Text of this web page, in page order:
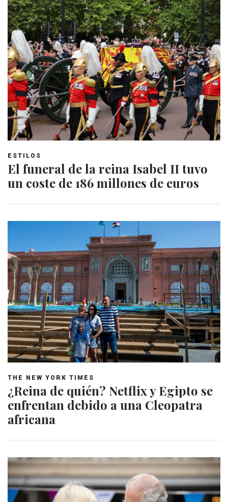
ESTILOS
El funeral de la reina Isabel II tuvo
un coste de 186 millones de euros
THE NEW YORK TIMES
¿Reina de quién? Netflix y Egipto se
enfrentan debido a una Cleopatra
africana